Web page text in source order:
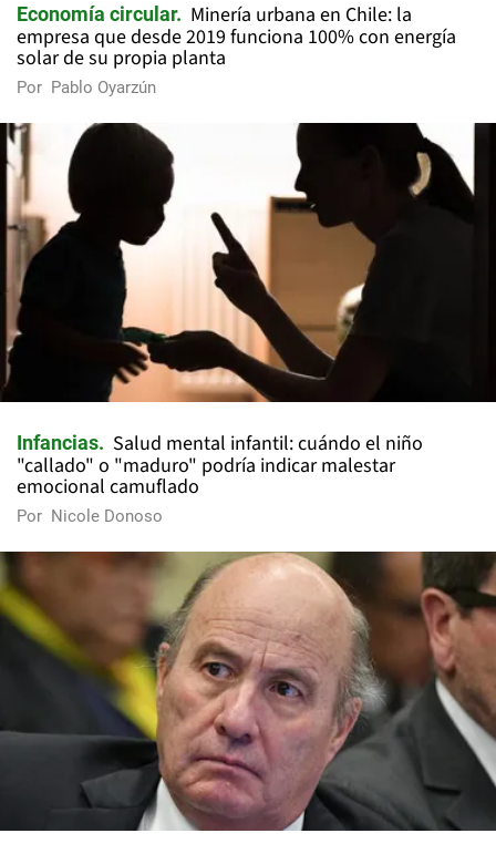
Economía circular
Minería urbana en Chile: la
empresa que desde 2019 funciona 100% con energía
solar de su propia planta
Por Pablo Oyarzún
Infancias
Salud mental infantil: cuándo el niño
"callado" o "maduro" podría indicar malestar
emocional camuflado
Por Nicole Donoso